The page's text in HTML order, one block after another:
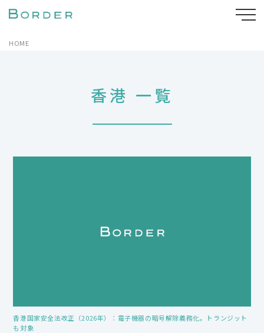
HOME
香港 一覧
香港国家安全法改正（2026年）：電子機器の暗号解除義務化。トランジット
も対象